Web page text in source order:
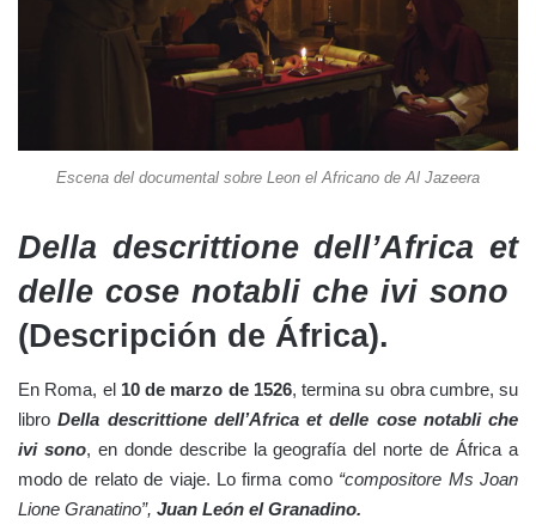
Escena del documental sobre Leon el Africano de Al Jazeera
Della descrittione dell’Africa et
delle cose notabli che ivi sono
(Descripción de África).
En Roma, el 10 de marzo de 1526, termina su obra cumbre, su
libro Della descrittione dell’Africa et delle cose notabli che
ivi sono, en donde describe la geografía del norte de África a
modo de relato de viaje. Lo firma como “compositore Ms Joan
Lione Granatino”, Juan León el Granadino.